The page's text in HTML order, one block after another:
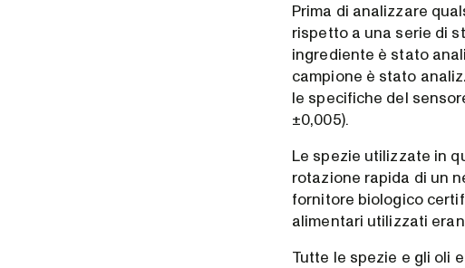
Prima di analizzare
rispetto a una serie di
ingrediente è stato
campione è stato
le specifiche del
±0,005).
Le spezie utilizzate in
rotazione rapida di un
fornitore biologico
alimentari utilizzati
Tutte le spezie e gli oli